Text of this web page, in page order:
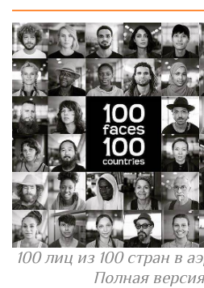
100 лиц из 100 стран в
Полная